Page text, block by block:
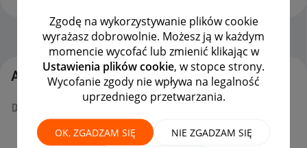
Zgodę na wykorzystywanie plików cookie
wyrażasz dobrowolnie. Możesz ją w każdym
momencie wycofać lub zmienić klikając w
Ustawienia plików cookie, w stopce strony.
Wycofanie zgody nie wpływa na legalność
uprzedniego przetwarzania.
OK, ZGADZAM SIĘ NIE ZGADZAM SIĘ
Strona Główna OPCJE
Aktywność Client:103204473
Twój "W punkt!" dla MiMary w poście
przedłużyć odbiór paczki z Allegro One Box
światu dobro!‎04-06-2026
08:36